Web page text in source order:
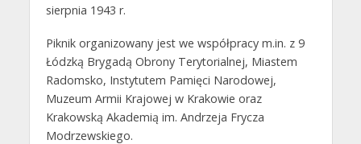
sierpnia 1943 r.
Piknik organizowany jest we współpracy m.in. z 9
Łódzką Brygadą Obrony Terytorialnej, Miastem
Radomsko, Instytutem Pamięci Narodowej,
Muzeum Armii Krajowej w Krakowie oraz
Krakowską Akademią im. Andrzeja Frycza
Modrzewskiego.